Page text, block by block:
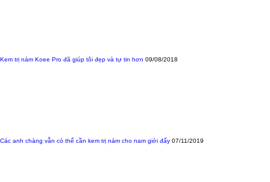
Kem trị nám Koee Pro đã giúp tôi đẹp và tự tin hơn 09/08/2018
Các anh chàng vẫn có thể cần kem trị nám cho nam giới đấy 07/11/2019